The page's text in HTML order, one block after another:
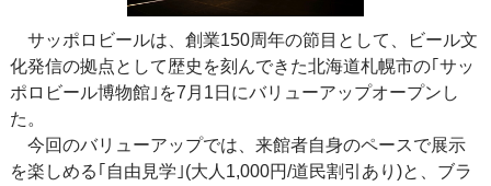
サッポロビールは、創業150周年の節目として、ビール文
化発信の拠点として歴史を刻んできた北海道札幌市の｢サッ
ポロビール博物館｣を7月1日にバリューアップオープンし
た。
今回のバリューアップでは、来館者自身のペースで展示
を楽しめる｢自由見学｣(大人1,000円/道民割引あり)と、ブラ